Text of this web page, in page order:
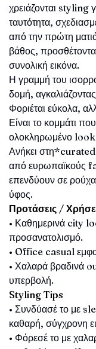
χρειάζονται styling
ταυτότητα,
από την πρώτη
βάθος,
συνολική εικόνα.
Η γραμμή του
δομή,
Φοριέται εύκολα,
Είναι το κομμάτι
ολοκληρωμένο look
Ανήκει
από ευρωπαϊκούς
επενδύουν σε ρούχα
ύφος.
Προτάσεις /
• Καθημερινά city
προσανατολισμό.
• Office casual
• Χαλαρά βραδινά
υπερβολή.
Styling Tips
• Συνδύασέ το με
καθαρή, σύγχρονη
• Φόρεσέ το με